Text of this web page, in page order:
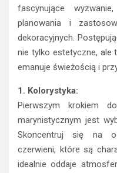
fascynujące
planowania i
dekoracyjnych.
nie tylko estetyczne, ale
emanuje świeżością i
1. Kolorystyka:
Pierwszym krokiem
marynistycznym jest
Skoncentruj się na
czerwieni, które są
idealnie oddaje